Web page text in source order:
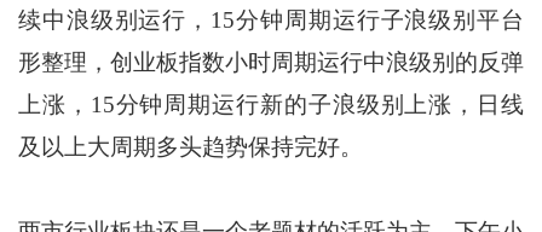
续中浪级别运行，15分钟周期运行子浪级别平台
形整理，创业板指数小时周期运行中浪级别的反弹
上涨，15分钟周期运行新的子浪级别上涨，日线
及以上大周期多头趋势保持完好。